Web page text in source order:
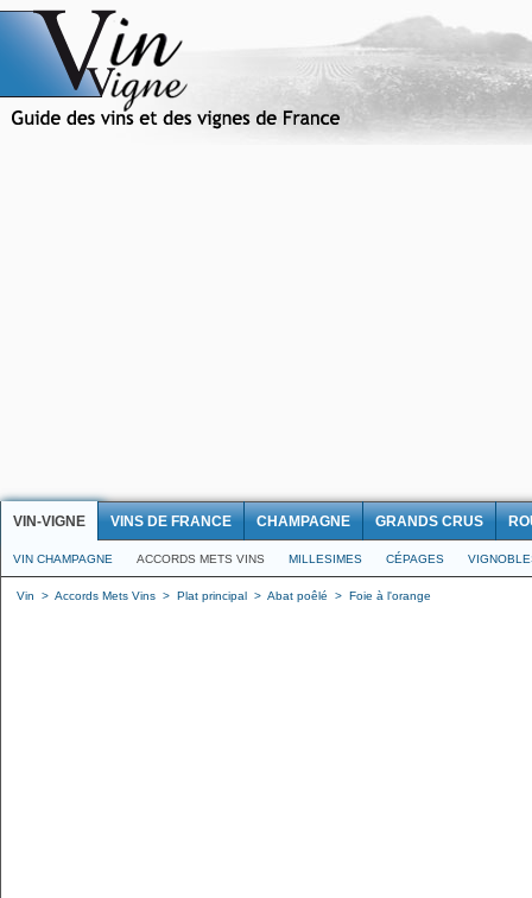
VIN-VIGNE VINS DE FRANCE CHAMPAGNE GRANDS CRUS
VIN CHAMPAGNE ACCORDS METS VINS MILLESIMES CÉPAGES
Vin > Accords Mets Vins > Plat principal > Abat poêlé > Foie à l'orange